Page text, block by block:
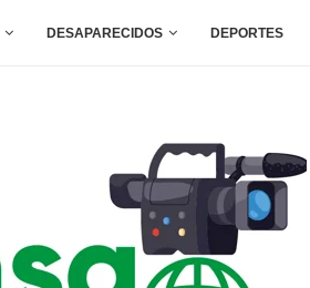
DESAPARECIDOS DEPORTES